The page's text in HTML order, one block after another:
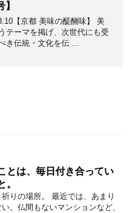
【京都 美味の醍醐味】 美
テーマを掲げ、次世代にも受
き伝統・文化を伝 ...
とは、毎日付き合ってい
。
りの場所。 最近では、あまり
。仏間もないマンションなど、